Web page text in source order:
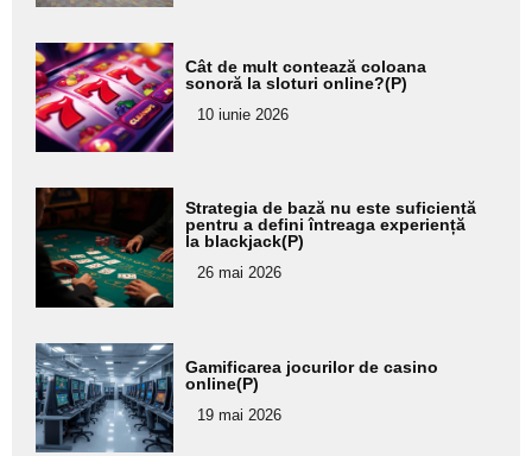
Adaugă
aici textul
pentru
subtitlu
Cât de mult contează coloana
sonoră la sloturi online?(P)
10 iunie 2026
Adaugă
aici textul
pentru
subtitlu
Strategia de bază nu este suficientă
pentru a defini întreaga experiență
la blackjack(P)
26 mai 2026
Adaugă
aici textul
pentru
subtitlu
Gamificarea jocurilor de casino
online(P)
19 mai 2026